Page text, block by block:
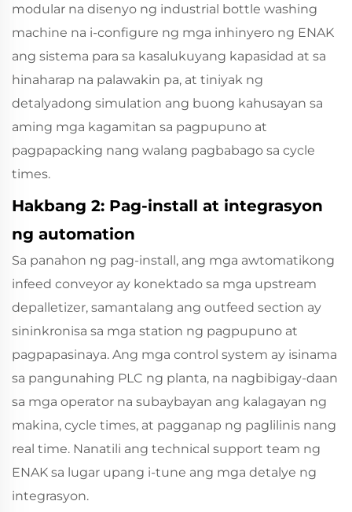
modular na disenyo ng industrial bottle washing
machine na i-configure ng mga inhinyero ng ENAK
ang sistema para sa kasalukuyang kapasidad at sa
hinaharap na palawakin pa, at tiniyak ng
detalyadong simulation ang buong kahusayan sa
aming mga kagamitan sa pagpupuno at
pagpapacking nang walang pagbabago sa cycle
times.
Hakbang 2: Pag-install at integrasyon
ng automation
Sa panahon ng pag-install, ang mga awtomatikong
infeed conveyor ay konektado sa mga upstream
depalletizer, samantalang ang outfeed section ay
sininkronisa sa mga station ng pagpupuno at
pagpapasinaya. Ang mga control system ay isinama
sa pangunahing PLC ng planta, na nagbibigay-daan
sa mga operator na subaybayan ang kalagayan ng
makina, cycle times, at pagganap ng paglilinis nang
real time. Nanatili ang technical support team ng
ENAK sa lugar upang i-tune ang mga detalye ng
integrasyon.